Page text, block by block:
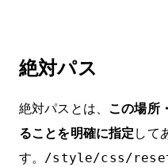
絶対パス
絶対パスとは、 この場所
ることを明確に指定して
す。
/style/css/